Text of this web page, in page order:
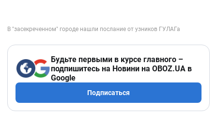
Будьте первыми в курсе главного –
подпишитесь на Новини на OBOZ.UA в
Google
Подписаться